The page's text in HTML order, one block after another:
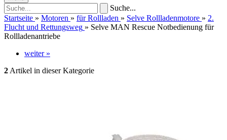
Suche...
Startseite » Motoren » für Rollladen » Selve Rollladenmotore » 2.
Flucht und Rettungsweg » Selve MAN Rescue Notbedienung für
Rollladenantriebe
weiter »
2 Artikel in dieser Kategorie